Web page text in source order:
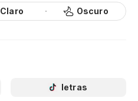
Claro Oscuro
letras